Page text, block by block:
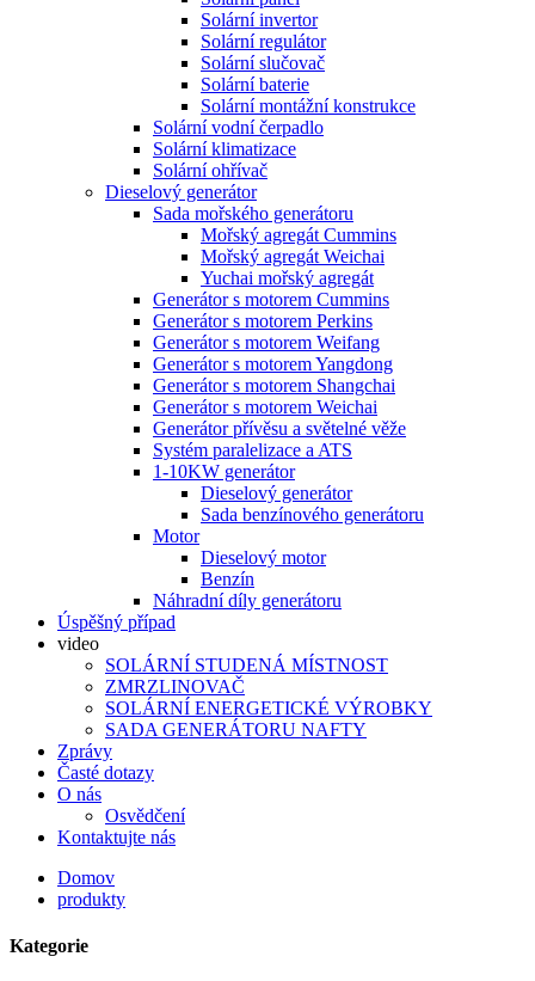
Solární invertor
Solární regulátor
Solární slučovač
Solární baterie
Solární montážní konstrukce
Solární vodní čerpadlo
Solární klimatizace
Solární ohřívač
Dieselový generátor
Sada mořského generátoru
Mořský agregát Cummins
Mořský agregát Weichai
Yuchai mořský agregát
Generátor s motorem Cummins
Generátor s motorem Perkins
Generátor s motorem Weifang
Generátor s motorem Yangdong
Generátor s motorem Shangchai
Generátor s motorem Weichai
Generátor přívěsu a světelné věže
Systém paralelizace a ATS
1-10KW generátor
Dieselový generátor
Sada benzínového generátoru
Motor
Dieselový motor
Benzín
Náhradní díly generátoru
Úspěšný případ
video
SOLÁRNÍ STUDENÁ MÍSTNOST
ZMRZLINOVAČ
SOLÁRNÍ ENERGETICKÉ VÝROBKY
SADA GENERÁTORU NAFTY
Zprávy
Časté dotazy
O nás
Osvědčení
Kontaktujte nás
Domov
produkty
Kategorie